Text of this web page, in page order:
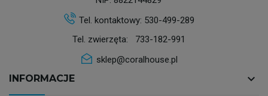
Tel. kontaktowy: 530-499-289
Tel. zwierzęta: 733-182-991
sklep@coralhouse.pl
INFORMACJE keyboard_arrow_down